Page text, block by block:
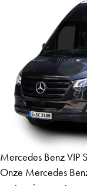
Mercedes Benz VIP
Onze Mercedes